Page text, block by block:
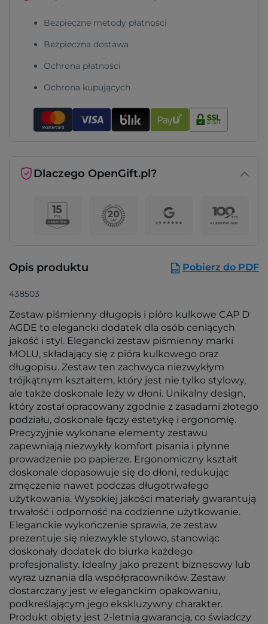
Bezpieczne metody płatności
Bezpieczna dostawa
Ochrona płatności
Ochrona kupujących
Dlaczego OpenGift.pl?
Opis produktu Pobierz do PDF
438503
Zestaw piśmienny długopis i pióro kulkowe CAP D
AGDE to elegancki dodatek dla osób ceniących
jakość i styl. Elegancki zestaw piśmienny marki
MOLU, składający się z pióra kulkowego oraz
długopisu. Zestaw ten zachwyca niezwykłym
trójkątnym kształtem, który jest nie tylko stylowy,
ale także doskonale leży w dłoni. Unikalny design,
który został opracowany zgodnie z zasadami złotego
podziału, doskonale łączy estetykę i ergonomię.
Precyzyjnie wykonane elementy zestawu
zapewniają niezwykły komfort pisania i płynne
prowadzenie po papierze. Ergonomiczny kształt
doskonale dopasowuje się do dłoni, redukując
zmęczenie nawet podczas długotrwałego
użytkowania. Wysokiej jakości materiały gwarantują
trwałość i odporność na codzienne użytkowanie.
Eleganckie wykończenie sprawia, że zestaw
prezentuje się niezwykle stylowo, stanowiąc
doskonały dodatek do biurka każdego
profesjonalisty. Idealny jako prezent biznesowy lub
wyraz uznania dla współpracowników. Zestaw
dostarczany jest w eleganckim opakowaniu,
podkreślającym jego ekskluzywny charakter.
Produkt objęty jest 2-letnią gwarancją, co świadczy